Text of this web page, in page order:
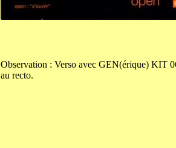
Observation : Verso avec GEN(érique) KIT
au recto.